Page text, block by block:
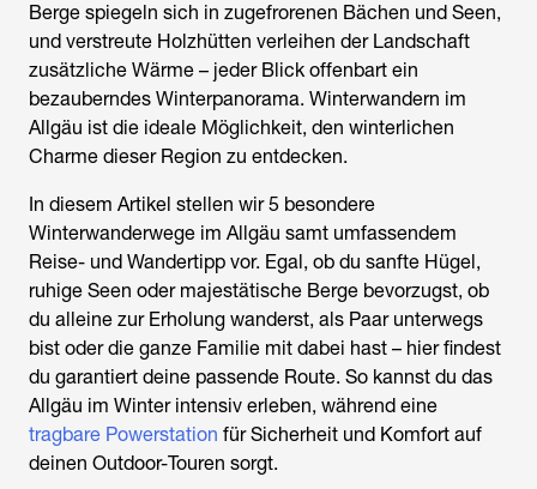
Berge spiegeln sich in zugefrorenen Bächen und Seen,
und verstreute Holzhütten verleihen der Landschaft
zusätzliche Wärme – jeder Blick offenbart ein
bezauberndes Winterpanorama. Winterwandern im
Allgäu ist die ideale Möglichkeit, den winterlichen
Charme dieser Region zu entdecken.
In diesem Artikel stellen wir 5 besondere
Winterwanderwege im Allgäu samt umfassendem
Reise- und Wandertipp vor. Egal, ob du sanfte Hügel,
ruhige Seen oder majestätische Berge bevorzugst, ob
du alleine zur Erholung wanderst, als Paar unterwegs
bist oder die ganze Familie mit dabei hast – hier findest
du garantiert deine passende Route. So kannst du das
Allgäu im Winter intensiv erleben, während eine
tragbare Powerstation für Sicherheit und Komfort auf
deinen Outdoor-Touren sorgt.